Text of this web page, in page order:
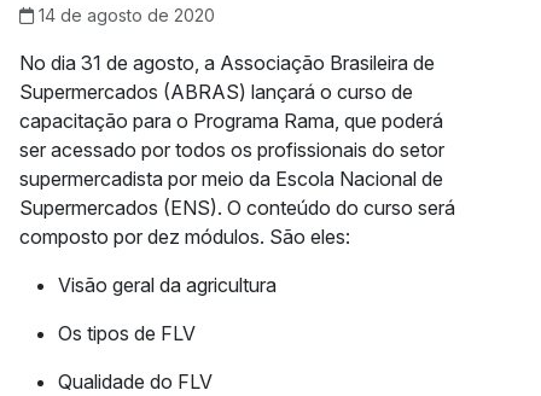
14 de agosto de 2020
No dia 31 de agosto, a Associação Brasileira de
Supermercados (ABRAS) lançará o curso de
capacitação para o Programa Rama, que poderá
ser acessado por todos os profissionais do setor
supermercadista por meio da Escola Nacional de
Supermercados (ENS). O conteúdo do curso será
composto por dez módulos. São eles:
Visão geral da agricultura
Os tipos de FLV
Qualidade do FLV